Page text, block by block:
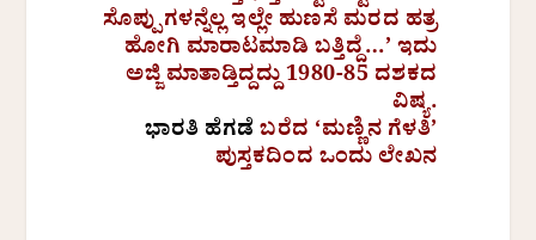
ಸೊಪ್ಪುಗಳನ್ನೆಲ್ಲ ಇಲ್ಲೇ ಹುಣಸೆ ಮರದ ಹತ್ರ
ಹೋಗಿ ಮಾರಾಟಮಾಡಿ ಬತ್ತಿದ್ದೆ…’ ಇದು
ಅಜ್ಜಿ ಮಾತಾಡ್ತಿದ್ದದ್ದು 1980-85 ದಶಕದ
ವಿಷ್ಯ.
ಭಾರತಿ ಹೆಗಡೆ ಬರೆದ ‘ಮಣ್ಣಿನ ಗೆಳತಿ’
ಪುಸ್ತಕದಿಂದ ಒಂದು ಲೇಖನ